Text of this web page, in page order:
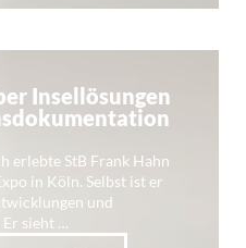
Insellösungen
erlebte StB Frank Hahn
in Köln. Selbst ist er
und
sieht …